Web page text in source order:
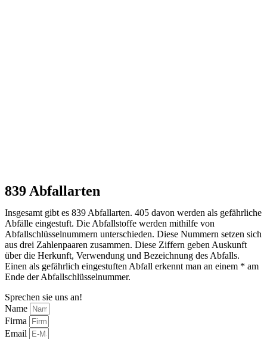
839 Abfallarten
Insgesamt gibt es 839 Abfallarten. 405 davon werden als gefährliche
Abfälle eingestuft. Die Abfallstoffe werden mithilfe von
Abfallschlüsselnummern unterschieden. Diese Nummern setzen sich
aus drei Zahlenpaaren zusammen. Diese Ziffern geben Auskunft
über die Herkunft, Verwendung und Bezeichnung des Abfalls.
Einen als gefährlich eingestuften Abfall erkennt man an einem * am
Ende der Abfallschlüsselnummer.
Sprechen sie uns an!
Name
Firma
Email